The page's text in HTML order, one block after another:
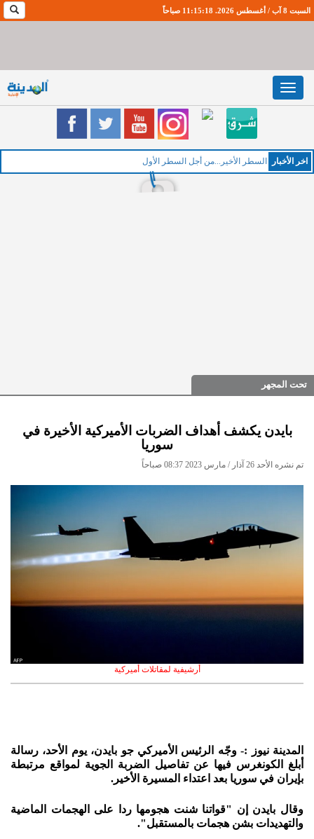
السبت 8 آب / أغسطس 2026. 11:15:19 صباحاً
Toggle
navigation
اخر اﻷخبار الخ
تحت المجهر
بايدن يكشف أهداف الضربات الأميركية الأخيرة في
سوريا
تم نشره الأحد 26 آذار / مارس 2023 08:37 صباحاً
أرشيفية لمقاتلات أميركية
المدينة نيوز :- وجّه الرئيس الأميركي جو بايدن، يوم الأحد، رسالة
أبلغ الكونغرس فيها عن تفاصيل الضربة الجوية لمواقع مرتبطة
بإيران في سوريا بعد اعتداء المسيرة الأخير.
وقال بايدن إن "قواتنا شنت هجومها ردا على الهجمات الماضية
والتهديدات بشن هجمات بالمستقبل".